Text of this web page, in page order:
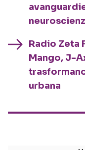
Radio Zeta
Mango, J-
urbana